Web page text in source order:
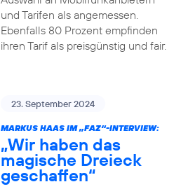
und Tarifen als angemessen.
Ebenfalls 80 Prozent empfinden
ihren Tarif als preisgünstig und fair.
23. September 2024
MARKUS HAAS IM „FAZ“-INTERVIEW:
„Wir haben das
magische Dreieck
geschaffen“